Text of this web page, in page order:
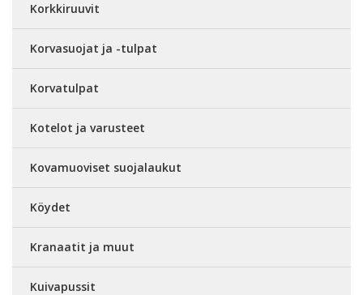
Korkkiruuvit
Korvasuojat ja -tulpat
Korvatulpat
Kotelot ja varusteet
Kovamuoviset suojalaukut
Köydet
Kranaatit ja muut
Kuivapussit